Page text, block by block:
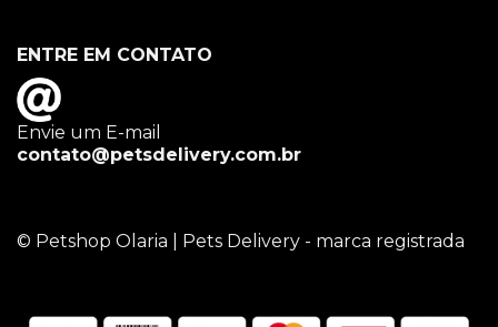
ENTRE EM CONTATO
Envie um E-mail
contato@petsdelivery.com.br
© Petshop Olaria | Pets Delivery - marca registrada